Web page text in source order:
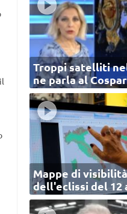
Troppi satelliti
ne parla al Cospar
Mappe di
dell'eclissi del 12